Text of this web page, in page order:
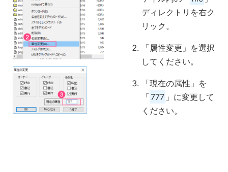
ディレクトリを右ク
リック。
「属性変更」を選択
してください。
「現在の属性」を
「777 」に変更して
ください。